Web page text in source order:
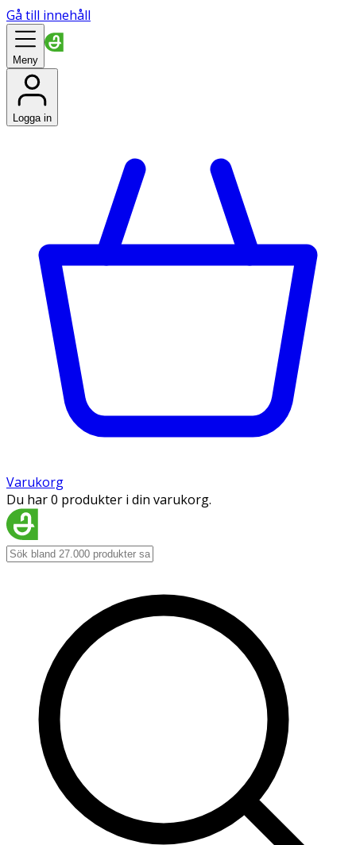
Gå till innehåll
Meny
Logga in
Varukorg
Du har 0 produkter i din varukorg.